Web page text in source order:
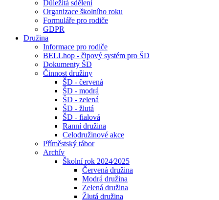
Důležitá sdělení
Organizace školního roku
Formuláře pro rodiče
GDPR
Družina
Informace pro rodiče
BELLhop - čipový systém pro ŠD
Dokumenty ŠD
Činnost družiny
ŠD - červená
ŠD - modrá
ŠD - zelená
ŠD - žlutá
ŠD - fialová
Ranní družina
Celodružinové akce
Příměstský tábor
Archív
Školní rok 2024⁄2025
Červená družina
Modrá družina
Zelená družina
Žlutá družina